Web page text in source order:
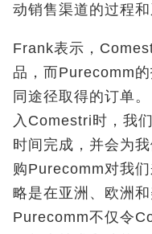
动销售渠道的过程和
Frank表示，
品，而Purecomm
同途径取得的订单
入Comestri时，我
时间完成，并会为
购Purecomm对我
略是在亚洲、欧洲
Purecomm不仅令